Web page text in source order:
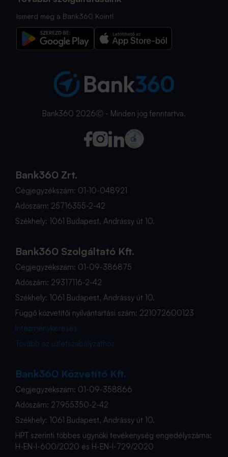
Ismerd meg a Bank360 Koint!
Bank360 2026Ⓒ - Minden jog fenntartva.
Bank360 Zrt.
Cégjegyzékszám: 01-10-048921
Adószám: 25716355-2-42
Székhely: 1061 Budapest, Andrássy út 10.
Bank360 Szolgáltató Kft.
Cégjegyzékszám: 01-09-386875
Adószám: 29317116-2-42
Székhely: 1061 Budapest, Andrássy út 10.
Függő közvetítői nyilvántartási szám: 221072600123
Intézménykeresés
Tovább az üzletszabályzathoz
Bank360 Közvetítő Kft.
Cégjegyzékszám: 01-09-358866
Adószám: 27955350-2-42
Székhely: 1061 Budapest, Andrássy út 10.
HPT szerinti többes ügynöki tevékenység engedélyszáma:
H-EN-I-600/2020 és H-EN-I-729/2020